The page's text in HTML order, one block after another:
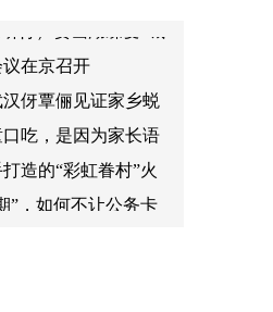
治共享天蓝水清
在京召开
伢覃俪见证家乡蜕
" />
吃，是因为家长语
造的“彩虹眷村”火
”，如何不让公务卡